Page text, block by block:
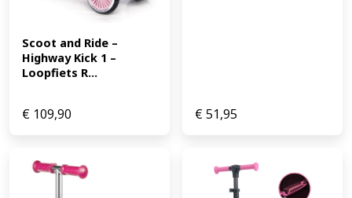
Scoot and Ride –
Highway Kick 1 –
Loopfiets R...
€ 109,90 €51,95